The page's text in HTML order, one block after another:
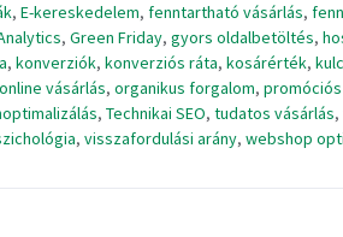
, E-kereskedelem, fenntartható vásárlás,
, Green Friday, gyors oldalbetöltés,
, konverziók, konverziós ráta, kosárérték,
online vásárlás, organikus forgalom,
, Technikai SEO, tudatos vásárlás,
, visszafordulási arány, webshop